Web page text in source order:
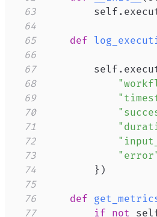
63
        self
.
64
65
def
66
67
        self
.
68
69
70
71
72
73
74
} )
75
76
def
77
if not